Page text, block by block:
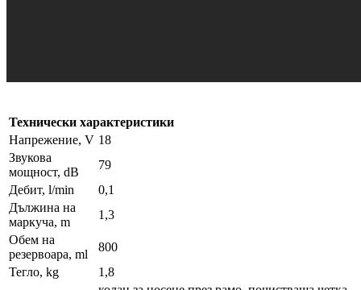
Технически характеристики
Напрежение, V 18
Звукова
мощност, dB
79
Дебит, l/min
0,1
Дължина на
маркуча, m
1,3
Обем на
резервоара, ml
800
Тегло, kg
1,8